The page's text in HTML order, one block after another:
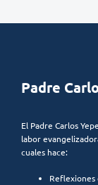
Padre
El Padre Carlos
labor
cuales hace:
Reflexiones